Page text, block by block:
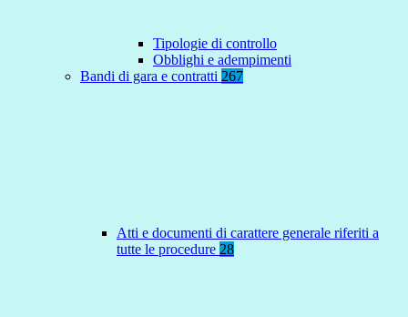
Tipologie di controllo
Obblighi e adempimenti
Bandi di gara e contratti 267
Atti e documenti di carattere generale riferiti a
tutte le procedure 28